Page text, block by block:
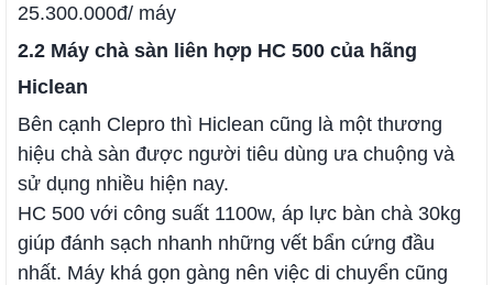
25.300.000đ/ máy
2.2 Máy chà sàn liên hợp HC 500 của hãng
Hiclean
Bên cạnh Clepro thì Hiclean cũng là một thương
hiệu chà sàn được người tiêu dùng ưa chuộng và
sử dụng nhiều hiện nay.
HC 500 với công suất 1100w, áp lực bàn chà 30kg
giúp đánh sạch nhanh những vết bẩn cứng đầu
nhất. Máy khá gọn gàng nên việc di chuyển cũng